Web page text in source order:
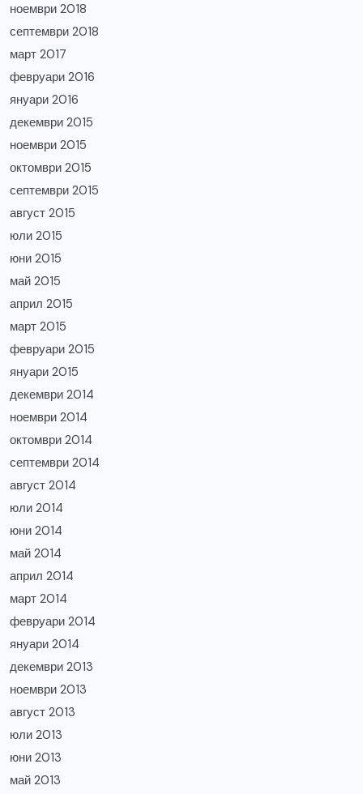
ноември 2018
септември 2018
март 2017
февруари 2016
януари 2016
декември 2015
ноември 2015
октомври 2015
септември 2015
август 2015
юли 2015
юни 2015
май 2015
април 2015
март 2015
февруари 2015
януари 2015
декември 2014
ноември 2014
октомври 2014
септември 2014
август 2014
юли 2014
юни 2014
май 2014
април 2014
март 2014
февруари 2014
януари 2014
декември 2013
ноември 2013
август 2013
юли 2013
юни 2013
май 2013